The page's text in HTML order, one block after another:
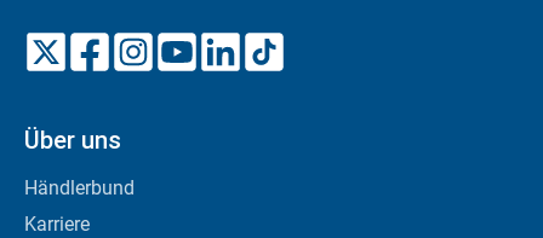
Über uns
Händlerbund
Karriere